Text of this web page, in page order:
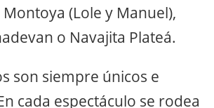
Montoya (Lole y Manuel),
o Navajita Plateá.
son siempre únicos e
cada espectáculo se rodea